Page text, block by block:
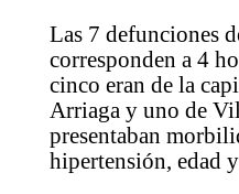
Las 7 defunciones
corresponden a 4
cinco eran de la
Arriaga y uno de
presentaban
hipertensión, edad